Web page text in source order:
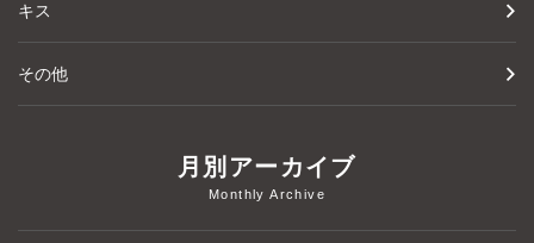
キス
その他
月別アーカイブ
Monthly Archive